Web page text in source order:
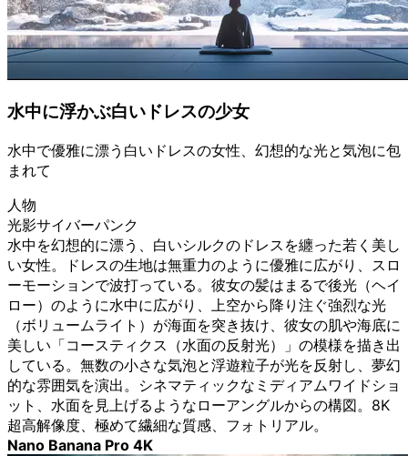
水中に浮かぶ白いドレスの少女
水中で優雅に漂う白いドレスの女性、幻想的な光と気泡に包
まれて
人物
光影サイバーパンク
水中を幻想的に漂う、白いシルクのドレスを纏った若く美し
い女性。ドレスの生地は無重力のように優雅に広がり、スロ
ーモーションで波打っている。彼女の髪はまるで後光（ヘイ
ロー）のように水中に広がり、上空から降り注ぐ強烈な光
（ボリュームライト）が海面を突き抜け、彼女の肌や海底に
美しい「コースティクス（水面の反射光）」の模様を描き出
している。無数の小さな気泡と浮遊粒子が光を反射し、夢幻
的な雰囲気を演出。シネマティックなミディアムワイドショ
ット、水面を見上げるようなローアングルからの構図。8K
超高解像度、極めて繊細な質感、フォトリアル。
Nano Banana Pro 4K